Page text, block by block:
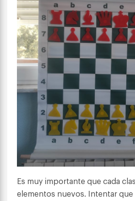
Es muy importante que cada
elementos nuevos. Intentar que